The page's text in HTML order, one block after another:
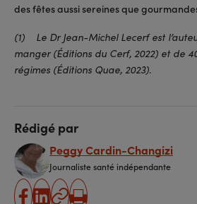
des fêtes aussi sereines que
(1) Le Dr Jean-Michel Lecerf est
manger (Éditions du Cerf, 2022) et de
régimes (Éditions Quae, 2023).
Rédigé par
Peggy Cardin-Changizi
Journaliste santé indépendante